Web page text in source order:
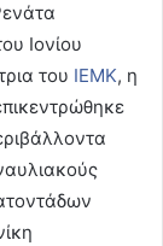
Ιονίου
του ΙΕΜΚ, η